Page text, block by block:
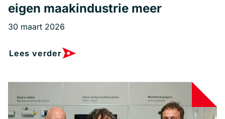
eigen maakindustrie meer
30 maart 2026
Lees verder